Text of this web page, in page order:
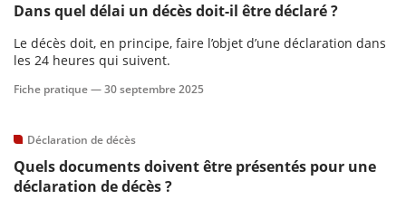
Dans quel délai un décès doit-il être déclaré ?
Le décès doit, en principe, faire l’objet d’une déclaration dans
les 24 heures qui suivent.
Fiche pratique —30 septembre 2025
Déclaration de décès
Quels documents doivent être présentés pour une
déclaration de décès ?